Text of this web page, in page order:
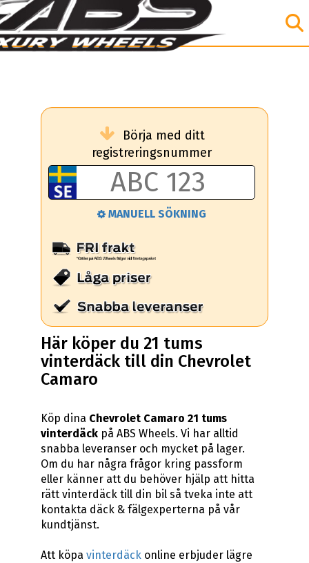
Börja med ditt
registreringsnummer
MANUELL SÖKNING
Här köper du 21 tums
vinterdäck till din Chevrolet
Camaro
Köp dina Chevrolet Camaro 21 tums
vinterdäckpå ABS Wheels. Vi har alltid
snabba leveranser och mycket på lager.
Om du har några frågor kring passform
eller känner att du behöver hjälp att hitta
rätt vinterdäck till din bil så tveka inte att
kontakta däck & fälgexperterna på vår
kundtjänst.
Att köpa vinterdäckonline erbjuder lägre